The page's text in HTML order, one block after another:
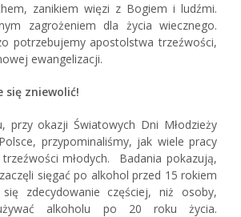
zanikiem więzi z Bogiem i ludźmi.
zagrożeniem dla życia wiecznego.
potrzebujemy apostolstwa trzeźwości,
ewangelizacji.
się zniewolić!
przy okazji Światowych Dni Młodzieży
przypominaliśmy, jak wiele pracy
młodych. Badania pokazują,
sięgać po alkohol przed 15 rokiem
zdecydowanie częściej, niż osoby,
alkoholu po 20 roku życia.